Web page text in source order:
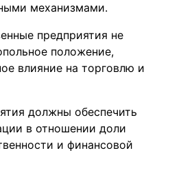
механизмами.
предприятия не
положение,
влияние на торговлю и
должны обеспечить
в отношении доли
и финансовой